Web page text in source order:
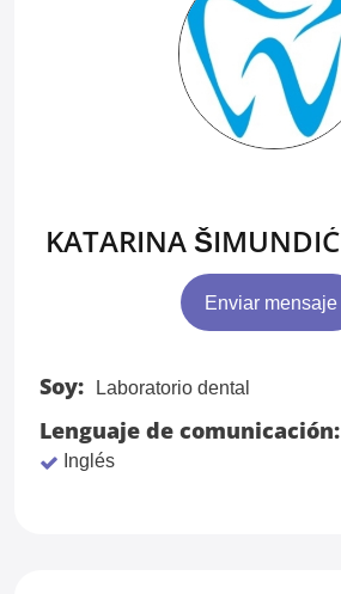
KATARINA ŠIMUNDIĆ
Enviar mensaje
Soy: Laboratorio dental
Lenguaje de comunicación:
Inglés